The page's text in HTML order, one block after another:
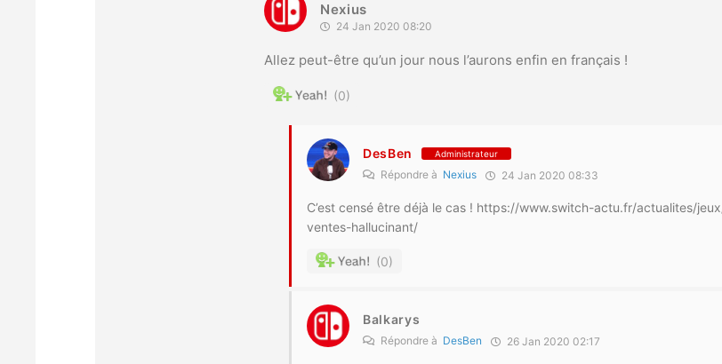
Nexius
24 Jan 2020 08:20
Allez peut-être qu’un jour nous l’aurons enfin en français !
0
DesBen Administrateur
Répondre à Nexius 24 Jan 2020 08:33
C’est censé être déjà le cas ! https://www.switch-actu.fr/actualites/
ventes-hallucinant/
0
Balkarys
Répondre à DesBen 26 Jan 2020 02:17